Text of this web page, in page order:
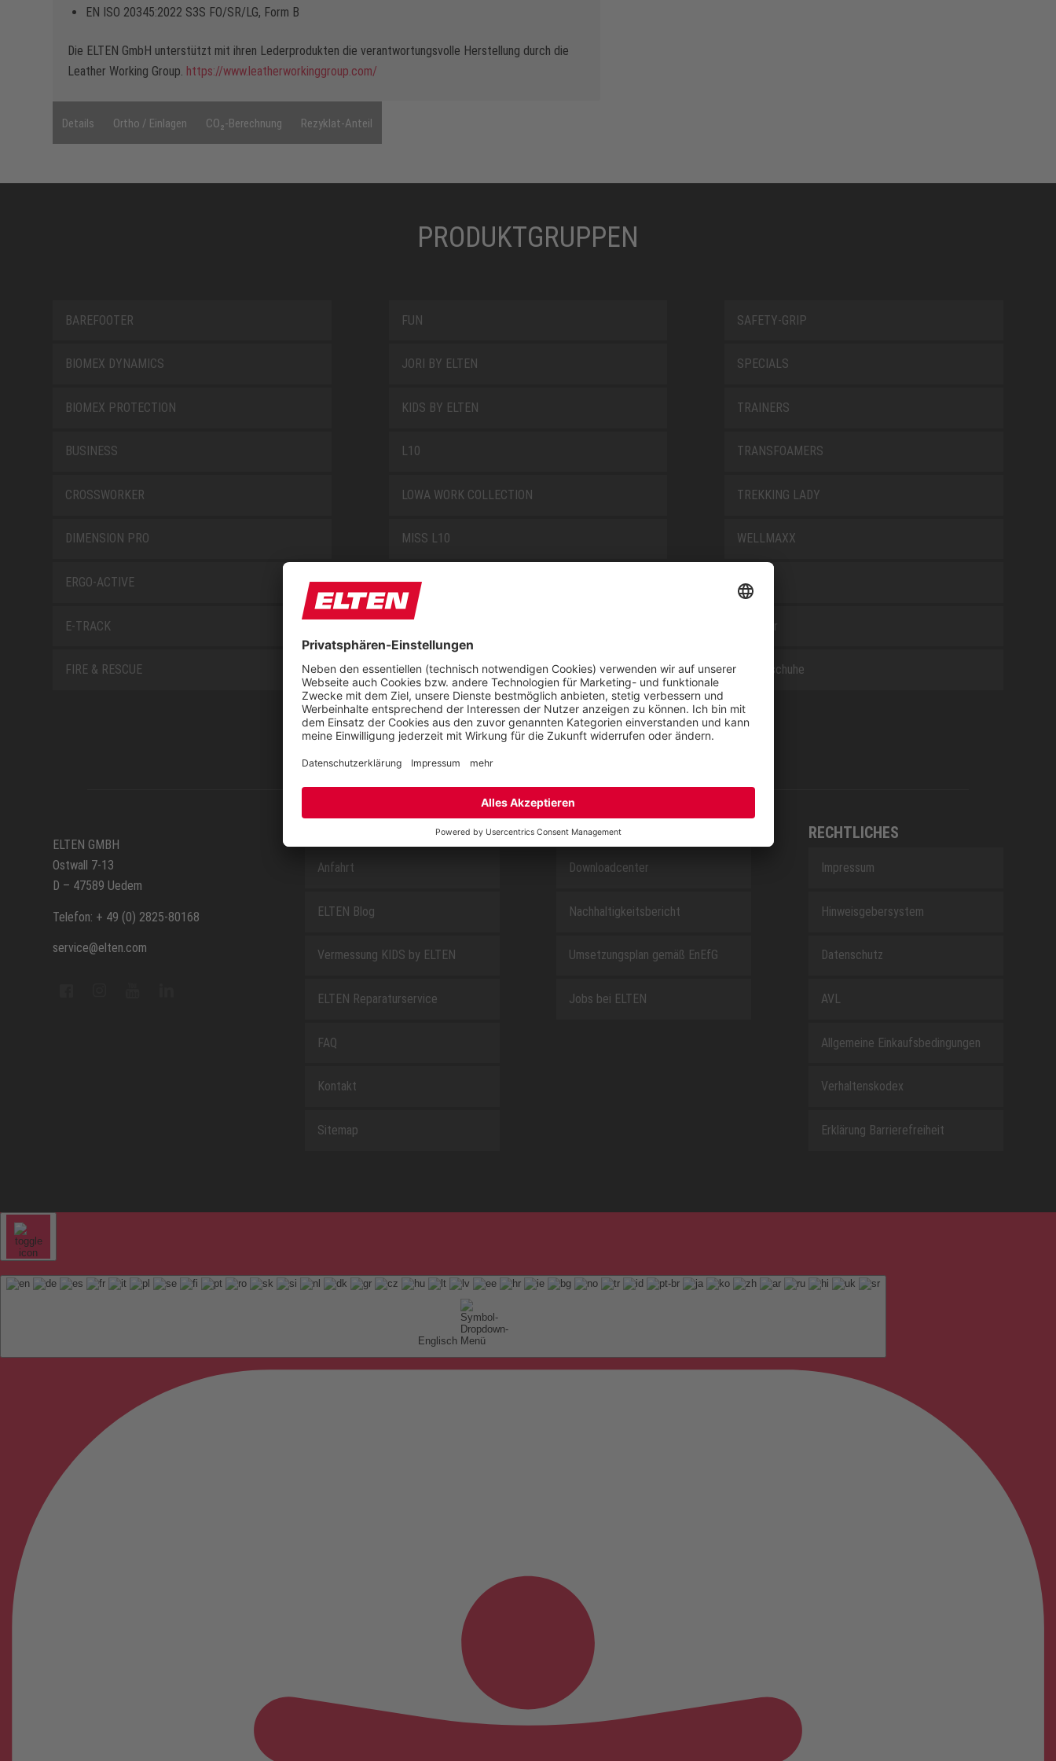
EN ISO 20345:2022 S3S FO/SR/LG, Form B
Die ELTEN GmbH unterstützt mit ihren Lederprodukten die verantwortungsvolle Herstellung durch die
Leather Working Group. https://www.leatherworkinggroup.com/
Details Ortho / Einlagen CO₂-Berechnung Rezyklat-Anteil
PRODUKTGRUPPEN
BAREFOOTER
BIOMEX DYNAMICS
BIOMEX PROTECTION
BUSINESS
CROSSWORKER
DIMENSION PRO
ERGO-ACTIVE
E-TRACK
FIRE & RESCUE
FUN
JORI BY ELTEN
KIDS BY ELTEN
L10
LOWA WORK COLLECTION
MISS L10
NEW CLASSICS
RETRO
SAFEGUARD
SAFETY-GRIP
SPECIALS
TRAINERS
TRANSFOAMERS
TREKKING LADY
WELLMAXX
WHITE
Zubehör
Berufsschuhe
ELTEN GMBH
Ostwall 7-13
D – 47589 Uedem
Telefon: + 49 (0) 2825-80168
service@elten.com
Anfahrt
ELTEN Blog
Vermessung KIDS by ELTEN
ELTEN Reparaturservice
FAQ
Kontakt
Sitemap
ÜBER UNS
Downloadcenter
Nachhaltigkeitsbericht
Umsetzungsplan gemäß EnEfG
Jobs bei ELTEN
RECHTLICHES
Impressum
Hinweisgebersystem
Datenschutz
AVL
Allgemeine Einkaufsbedingungen
Verhaltenskodex
Erklärung Barrierefreiheit
Englisch